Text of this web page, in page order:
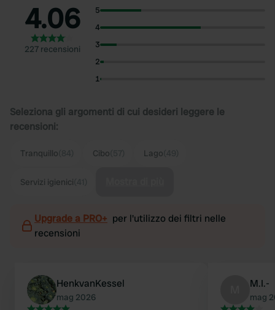
4.06
227 recensioni
5
4
3
2
1
Seleziona gli argomenti di cui desideri leggere le
recensioni:
Tranquillo Cibo Lago
Servizi igienici
Upgrade a PRO+ per l'utilizzo dei filtri nelle
recensioni
HenkvanKessel
mag 2026
M.I.-
mag